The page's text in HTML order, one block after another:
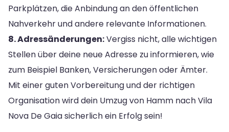
Parkplätzen, die Anbindung an den öffentlichen
Nahverkehr und andere relevante Informationen.
8. Adressänderungen:Vergiss nicht, alle wichtigen
Stellen über deine neue Adresse zu informieren, wie
zum Beispiel Banken, Versicherungen oder Ämter.
Mit einer guten Vorbereitung und der richtigen
Organisation wird dein Umzug von Hamm nach Vila
Nova De Gaia sicherlich ein Erfolg sein!